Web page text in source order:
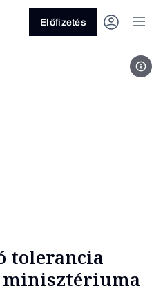
Előfizetés
tolerancia
minisztériuma